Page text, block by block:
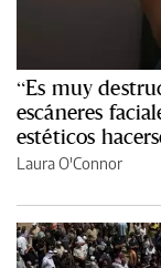
“Es muy
escáneres
estéticos
Laura O'Connor